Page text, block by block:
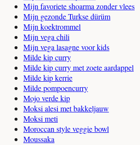
Mijn favoriete shoarma zonder vlees
Mijn gezonde Turkse dürüm
Mijn koektrommel
Mijn vega chili
Mijn vega lasagne voor kids
Milde kip curry
Milde kip curry met zoete aardappel
Milde kip kerrie
Milde pompoencurry
Mojo verde kip
Moksi alesi met bakkeljauw
Moksi meti
Moroccan style veggie bowl
Moussaka